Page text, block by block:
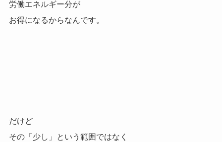
労働エネルギー分が
お得になるからなんです。
だけど
その「少し」という範囲ではなく